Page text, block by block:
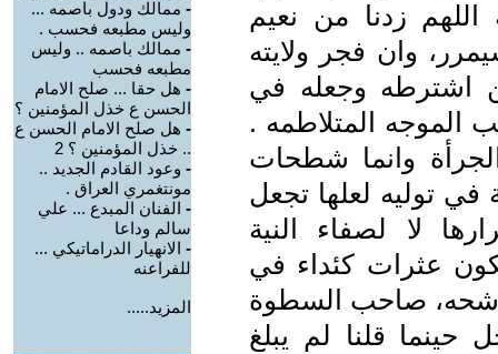
اللهم زدنا من نعيم
وان فجر ولايته
اشترطه وجعله في
الموجه المتلاطمه .
وانما شطحات
في توليه لعلها تجعل
لا لصفاء النية
عثرات كئداء في
رشحه، صاحب السطوة
قلنا لم يبلغ
- ممالك ودول باصمه ...
وليس مطبعه فحسب .
- ممالك باصمه .. وليس
مطبعه فحسب
- هل حقا ... صلح الامام
الحسن ع خذل المؤمنين ؟
- هل صلح الامام الحسن ع
.. خذل المؤمنين ؟ 2
- وعود القادم الجديد ..
مونتغمري العراق .
- الفنان المبدع ... علي
سالم وداعا
- الانهيار الدراماتيكي ...
للفراعنه
المزيد.....